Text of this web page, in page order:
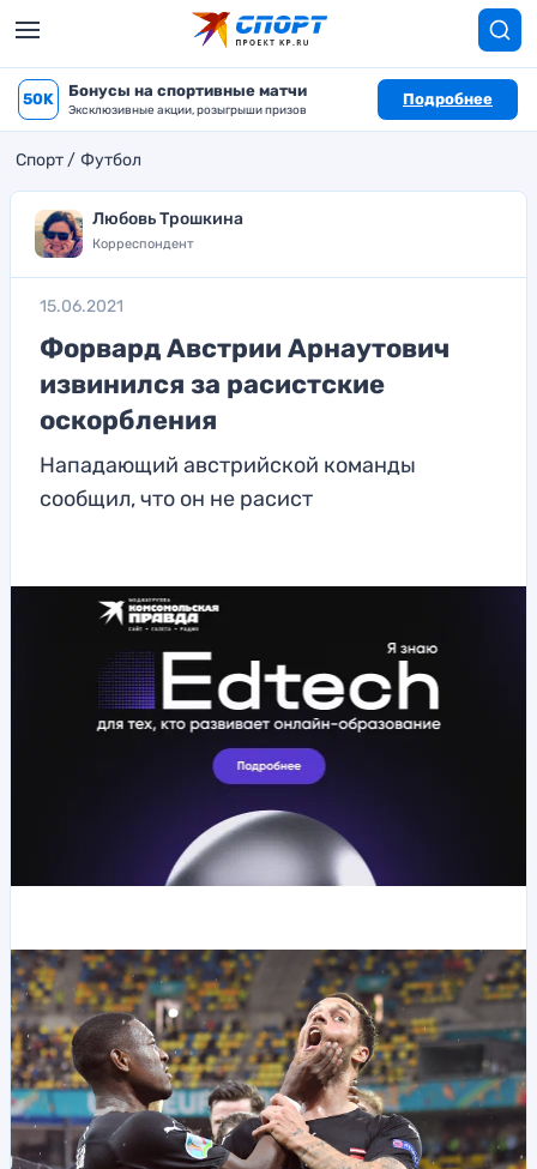
50K Бонусы на спортивные матчи
Эксклюзивные акции, розыгрыши призов
Подробнее
Спорт Футбол
Любовь Трошкина
Корреспондент
15.06.2021
Форвард Австрии Арнаутович
извинился за расистские
оскорбления
Нападающий австрийской команды
сообщил, что он не расист